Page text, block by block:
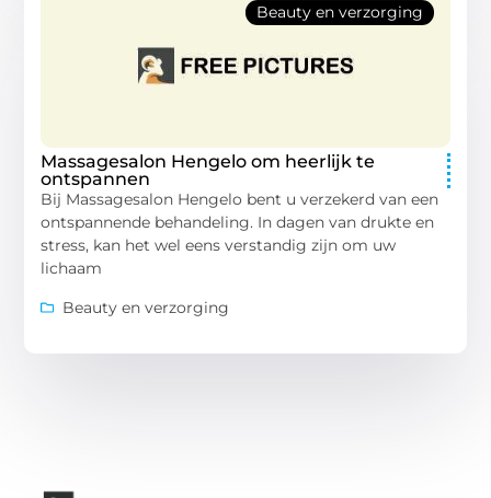
Beauty en verzorging
Massagesalon Hengelo om heerlijk te
ontspannen
Bij Massagesalon Hengelo bent u verzekerd van een
ontspannende behandeling. In dagen van drukte en
stress, kan het wel eens verstandig zijn om uw
lichaam
Beauty en verzorging